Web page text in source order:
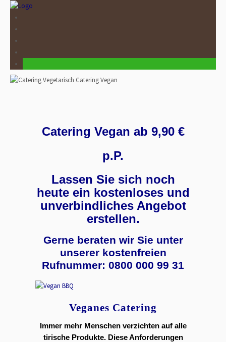
Catering Vegan ab 9,90 €
p.P.
Lassen Sie sich noch
heute ein kostenloses und
unverbindliches Angebot
erstellen.
Gerne beraten wir Sie unter
unserer kostenfreien
Rufnummer: 0800 000 99 31
Veganes Catering
Immer mehr Menschen verzichten auf alle
tirische Produkte. Diese Anforderungen